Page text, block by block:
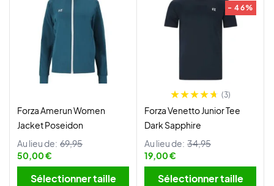
Forza Amerun Women
Jacket Poseidon
Au lieu de: 69,95
50,00 €
Sélectionner taille
- 46%
(3)
Forza Venetto Junior Tee
Dark Sapphire
Au lieu de: 34,95
19,00 €
Sélectionner taille